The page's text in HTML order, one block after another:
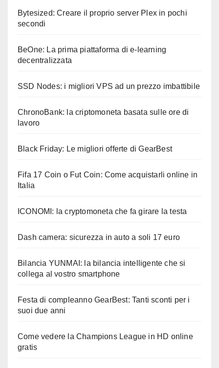
Bytesized: Creare il proprio server Plex in pochi
secondi
BeOne: La prima piattaforma di e-learning
decentralizzata
SSD Nodes: i migliori VPS ad un prezzo imbattibile
ChronoBank: la criptomoneta basata sulle ore di
lavoro
Black Friday: Le migliori offerte di GearBest
Fifa 17 Coin o Fut Coin: Come acquistarli online in
Italia
ICONOMI: la cryptomoneta che fa girare la testa
Dash camera: sicurezza in auto a soli 17 euro
Bilancia YUNMAI: la bilancia intelligente che si
collega al vostro smartphone
Festa di compleanno GearBest: Tanti sconti per i
suoi due anni
Come vedere la Champions League in HD online
gratis